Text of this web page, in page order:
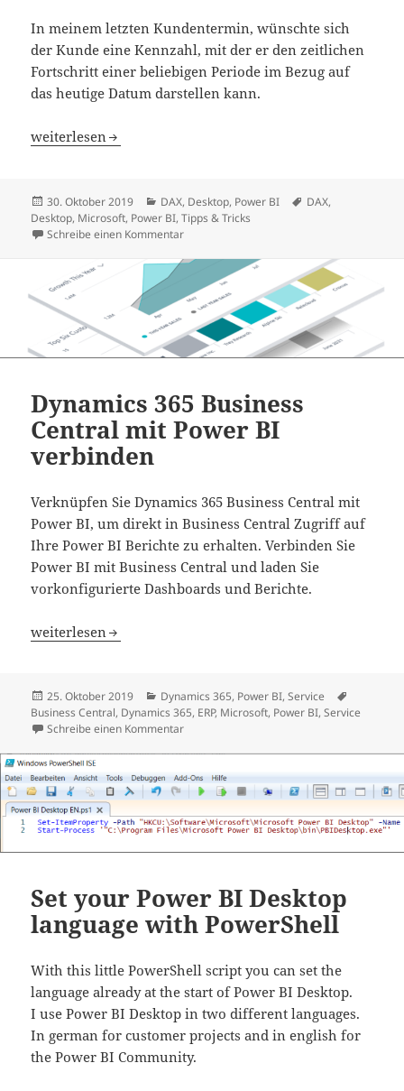
In meinem letzten Kundentermin, wünschte sich
der Kunde eine Kennzahl, mit der er den zeitlichen
Fortschritt einer beliebigen Periode im Bezug auf
das heutige Datum darstellen kann.
zeitlichen Fortschritt in DAX berechnen
weiterlesen
Veröffentlicht
am
30. Oktober 2019 Kategorien
DAX, Desktop, Power BI Schlagwörter
DAX,
Desktop, Microsoft, Power BI,Tipps & Tricks
Schreibe einen Kommentarzu zeitlichen Fortschritt in DAX berechnen
Dynamics 365 Business
Central mit Power BI
verbinden
Verknüpfen Sie Dynamics 365 Business Central mit
Power BI, um direkt in Business Central Zugriff auf
Ihre Power BI Berichte zu erhalten. Verbinden Sie
Power BI mit Business Central und laden Sie
vorkonfigurierte Dashboards und Berichte.
Dynamics 365 Business Central mit Power BI verbinden
weiterlesen
Veröffentlicht
am
25. Oktober 2019 Kategorien
Dynamics 365, Power BI,Service
Business Central, Dynamics 365, ERP, Microsoft, Power BI,Service
Schreibe einen Kommentarzu Dynamics 365 Business Central mit
Set your Power BI Desktop
language with PowerShell
With this little PowerShell script you can set the
language already at the start of Power BI Desktop.
I use Power BI Desktop in two different languages.
In german for customer projects and in english for
the Power BI Community.